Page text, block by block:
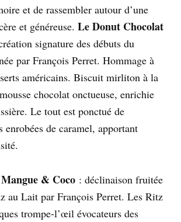
et de rassembler autour d’une
et généreuse. Le Donut Chocolat
signature des débuts du
par François Perret. Hommage à
américains. Biscuit mirliton à la
chocolat onctueuse, enrichie
Le tout est ponctué de
enrobées de caramel, apportant
& Coco : déclinaison fruitée
au Lait par François Perret. Les Ritz
trompe-l’œil évocateurs des